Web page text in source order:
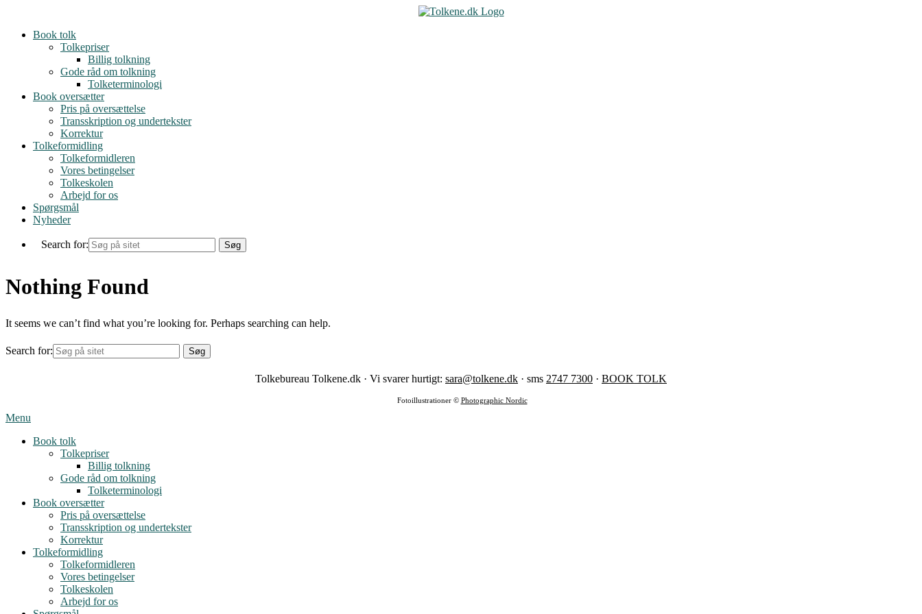
contentBook tolk
Tolkepriser
Billig tolkning
Gode råd om tolkning
Tolketerminologi
Book oversætter
Pris på oversættelse
Transskription og undertekster
Korrektur
Tolkeformidling
Tolkeformidleren
Vores betingelser
Tolkeskolen
Arbejd for os
Spørgsmål
Nyheder
Search for:
Nothing Found
It seems we can’t find what you’re looking for. Perhaps searching can help.
Search for:
Tolkebureau Tolkene.dk · Vi svarer hurtigt: sara@tolkene.dk · sms 2747 7300 · BOOK TOLK
Fotoillustrationer © Photographic Nordic
Menu
Book tolk
Tolkepriser
Billig tolkning
Gode råd om tolkning
Tolketerminologi
Book oversætter
Pris på oversættelse
Transskription og undertekster
Korrektur
Tolkeformidling
Tolkeformidleren
Vores betingelser
Tolkeskolen
Arbejd for os